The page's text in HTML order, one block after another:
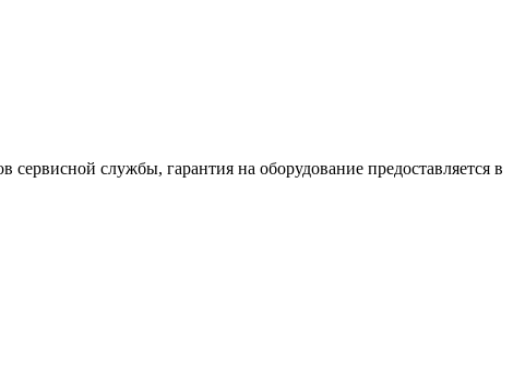
службы, гарантия на оборудование предоставляется в